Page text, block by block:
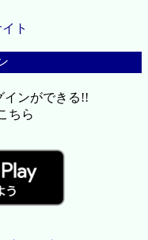
ト
インができる!!
ちら